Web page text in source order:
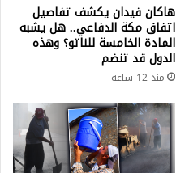
هاكان فيدان يكشف تفاصيل
اتفاق مكة الدفاعي.. هل يشبه
المادة الخامسة للناتو؟ وهذه
الدول قد تنضم
منذ 12 ساعة